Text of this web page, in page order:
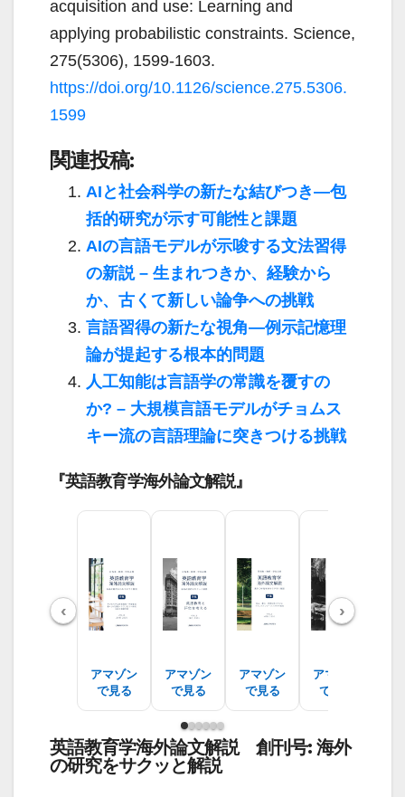
acquisition and use: Learning and
applying probabilistic constraints. Science,
275(5306), 1599-1603.
https://doi.org/10.1126/science.275.5306.
1599
関連投稿:
AIと社会科学の新たな結びつき―包
括的研究が示す可能性と課題
AIの言語モデルが示唆する文法習得
の新説 – 生まれつきか、経験から
か、古くて新しい論争への挑戦
言語習得の新たな視角―例示記憶理
論が提起する根本的問題
人工知能は言語学の常識を覆すの
か? – 大規模言語モデルがチョムス
キー流の言語理論に突きつける挑戦
『英語教育学海外論文解説』
‹
アマゾン
で見る
アマゾン
で見る
アマゾン
で見る
アマゾン
で見る
›
英語教育学海外論文解説 創刊号: 海外
の研究をサクッと解説